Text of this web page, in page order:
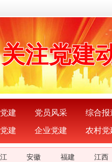
传递党的
关注党建
展示党建
宣传党建
传播党建
建 党员风采 综合报
建 企业党建 农村党
安徽 福建 江西